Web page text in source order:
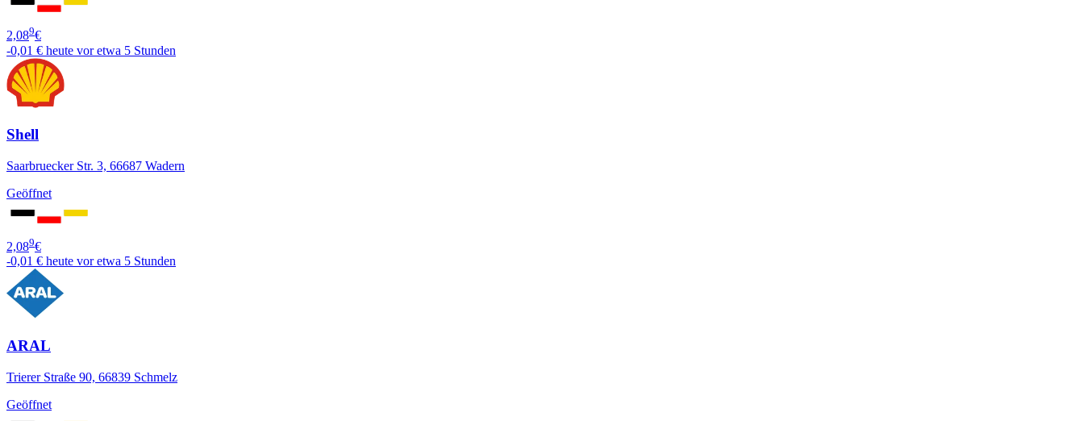
2,089€
-0,01 € heute vor etwa 5 Stunden
Shell
Saarbruecker Str. 3, 66687 Wadern
Geöffnet
2,089€
-0,01 € heute vor etwa 5 Stunden
ARAL
Trierer Straße 90, 66839 Schmelz
Geöffnet